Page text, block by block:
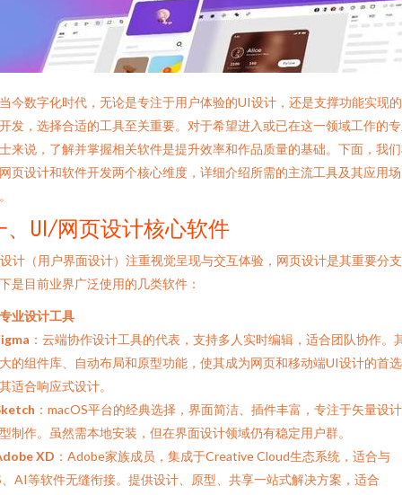
今数字化时代，无论是专注于用户体验的UI设计，还是支撑功能实现
发，选择合适的工具至关重要。对于希望进入或已在这一领域工作的
来说，了解并掌握相关软件是提升效率和作品质量的基础。下面，我
页设计和软件开发两个核心维度，详细介绍所需的主流工具及其应用场
、UI/网页设计核心软件
计（用户界面设计）注重视觉呈现与交互体验，网页设计是其重要分
是目前业界广泛使用的几类软件：
业设计工具
：云端协作设计工具的代表，支持多人实时编辑，适合团队协作。
的组件库、自动布局和原型功能，使其成为网页和移动端UI设计的首
适合响应式设计。
：macOS平台的经典选择，界面简洁、插件丰富，专注于矢量设
制作。虽然需本地安装，但在界面设计领域仍有稳定用户群。
XD ：Adobe家族成员，集成于Creative Cloud生态系统，适合与
、AI等软件无缝衔接。提供设计、原型、共享一站式解决方案，适合